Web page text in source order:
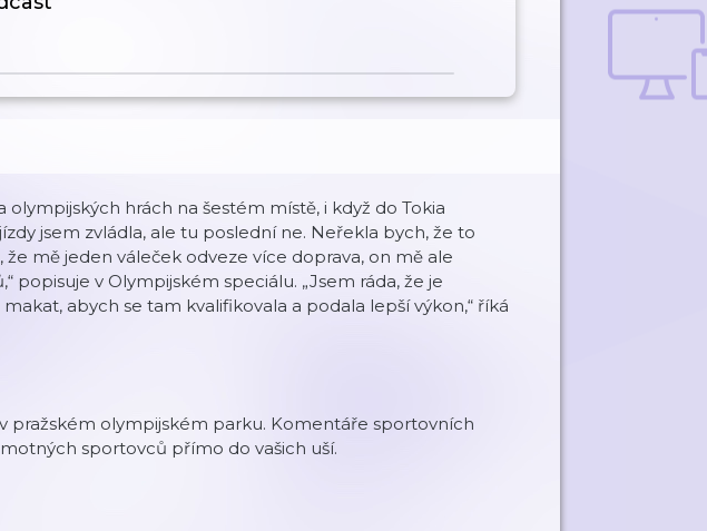
olympijských hrách na šestém místě, i když do Tokia
jsem zvládla, ale tu poslední ne. Neřekla bych, že to
mě jeden váleček odveze více doprava, on mě ale
popisuje v Olympijském speciálu. „Jsem ráda, že je
abych se tam kvalifikovala a podala lepší výkon,“ říká
pražském olympijském parku. Komentáře sportovních
sportovců přímo do vašich uší.